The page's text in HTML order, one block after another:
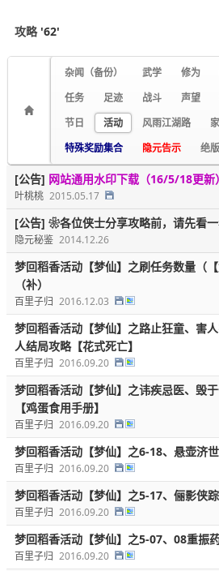
攻略 '62'
杂闻（备份） 武学 修为
任务
足迹 战斗 声望
节日
活动 风雨江湖路
特殊奖励集合
隐元告示 绝
[公告] 网站通用水印下载（16/5/18更新）
叶桃桃 2015.05.17
[公告] ❀各位侠士分享攻略前，请先看
隐元秘鉴 2014.12.26
梦回稻香活动【梦仙】之刷任务数量（
（补）
百里子归 2016.12.03
梦回稻香活动【梦仙】之路止狂童、害
人结局攻略【花式死亡】
百里子归 2016.09.20
梦回稻香活动【梦仙】之讳疾忌医、毁
【鸡蛋食用手册】
百里子归 2016.09.20
梦回稻香活动【梦仙】之6-18、悬壶济
百里子归 2016.09.20
梦回稻香活动【梦仙】之5-17、俪影侠
百里子归 2016.09.20
梦回稻香活动【梦仙】之5-07、08重振
百里子归 2016.09.20